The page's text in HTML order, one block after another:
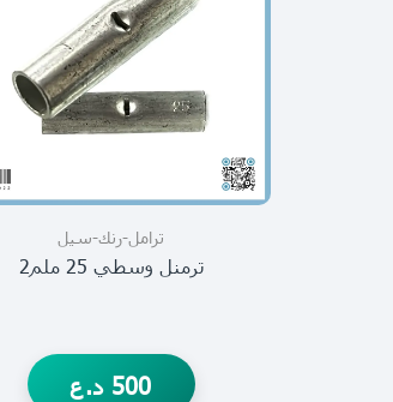
ترامل-رنك-سيل
ترمنل وسطي 25 ملم2
500 د.ع